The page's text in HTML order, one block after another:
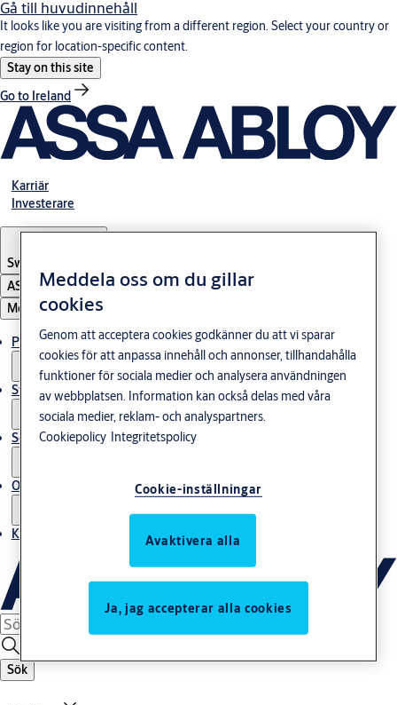
Gå till huvudinnehåll
It looks like you are visiting from a different region. Select your country or
region for location-specific content.
Stay on this site
Go to Ireland
Karriär
Investerare
Sweden
ASSA ABLOY Group
Meny
Produkter och lösningar
Stories
Service
Om oss
Kontakta oss
Sök
Meddela oss om du gillar
cookies
Genom att acceptera cookies godkänner du att vi sparar
cookies för att anpassa innehåll och annonser, tillhandahålla
funktioner för sociala medier och analysera användningen
av webbplatsen. Information kan också delas med våra
sociala medier, reklam- och analyspartners.
Cookiepolicy Integritetspolicy
Cookie-inställningar
Avaktivera alla
Ja, jag accepterar alla cookies